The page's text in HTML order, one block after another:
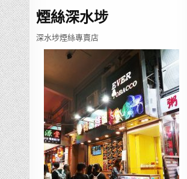
煙絲深水埗
深水埗煙絲專賣店